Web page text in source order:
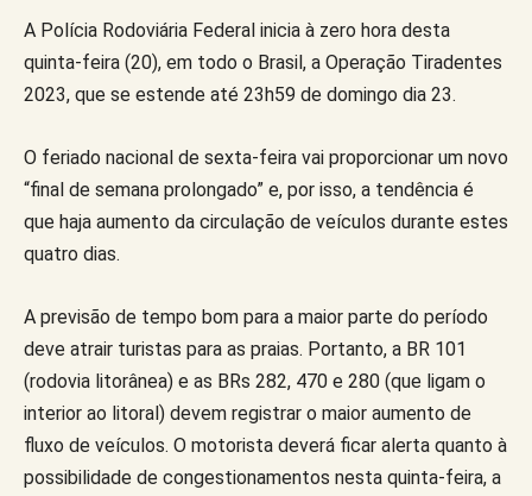
A Polícia Rodoviária Federal inicia à zero hora desta
quinta-feira (20), em todo o Brasil, a Operação Tiradentes
2023, que se estende até 23h59 de domingo dia 23.
O feriado nacional de sexta-feira vai proporcionar um novo
“final de semana prolongado” e, por isso, a tendência é
que haja aumento da circulação de veículos durante estes
quatro dias.
A previsão de tempo bom para a maior parte do período
deve atrair turistas para as praias. Portanto, a BR 101
(rodovia litorânea) e as BRs 282, 470 e 280 (que ligam o
interior ao litoral) devem registrar o maior aumento de
fluxo de veículos. O motorista deverá ficar alerta quanto à
possibilidade de congestionamentos nesta quinta-feira, a